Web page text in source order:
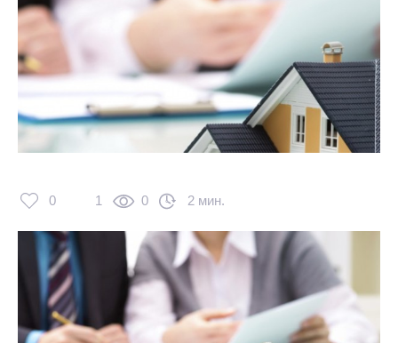
0 1 0 2 мин.